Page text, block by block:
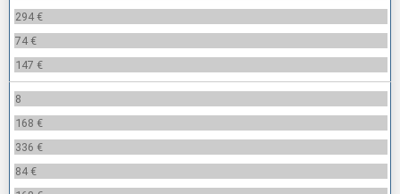
294 €
74 €
147 €
8
168 €
336 €
84 €